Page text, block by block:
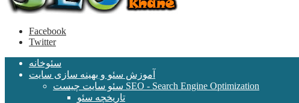
Facebook
Twitter
سئوخانه
آموزش سئو و بهینه سازی سایت
سئو سایت چیست SEO - Search Engine Optimization
تاریخچه سئو